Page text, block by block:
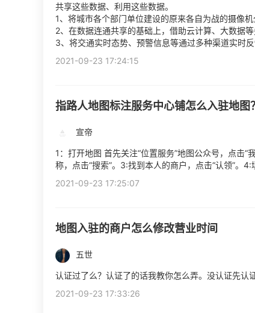
共享这些数据、利用这些数据。
1、将城市各个部门单位建设的原来各自为战的摄像机
2、在数据连通共享的基础上，借助云计算、大数据等
3、将交通实时态势、预警信息等通过多种渠道实时
2021-09-23 17:24:15
指路人地图标注服务中心铺怎么入驻地图？
宣帝
1：打开地图 首先关注“位置服务”地图公众号，点击“
称，点击“搜索”。3:找到本人的商户，点击“认领”。4:
2021-09-23 17:25:07
地图入驻的商户怎么修改营业时间
五世
认证过了么？认证了的话我教你怎么弄。没认证先认证
2021-09-23 17:33:26